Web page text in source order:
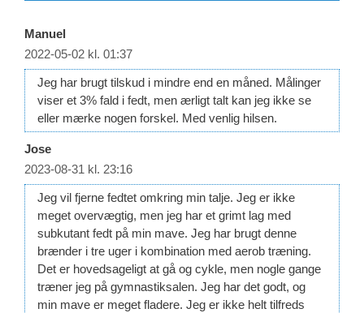
Manuel
2022-05-02 kl. 01:37
Jeg har brugt tilskud i mindre end en måned. Målinger
viser et 3% fald i fedt, men ærligt talt kan jeg ikke se
eller mærke nogen forskel. Med venlig hilsen.
Jose
2023-08-31 kl. 23:16
Jeg vil fjerne fedtet omkring min talje. Jeg er ikke
meget overvægtig, men jeg har et grimt lag med
subkutant fedt på min mave. Jeg har brugt denne
brænder i tre uger i kombination med aerob træning.
Det er hovedsageligt at gå og cykle, men nogle gange
træner jeg på gymnastiksalen. Jeg har det godt, og
min mave er meget fladere. Jeg er ikke helt tilfreds